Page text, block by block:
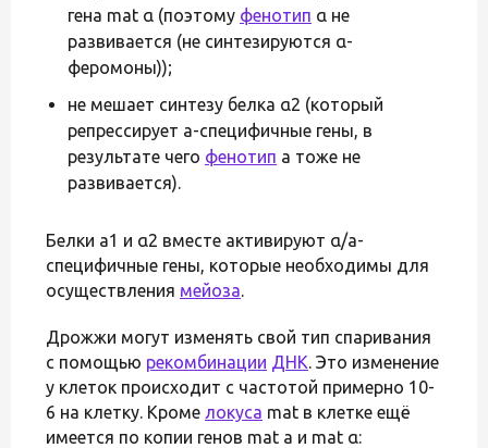
гена mat α (поэтому фенотип α не
развивается (не синтезируются α-
феромоны));
не мешает синтезу белка α2 (который
репрессирует a-специфичные гены, в
результате чего фенотип a тоже не
развивается).
Белки a1 и α2 вместе активируют α/a-
специфичные гены, которые необходимы для
осуществления мейоза.
Дрожжи могут изменять свой тип спаривания
с помощью рекомбинации ДНК. Это изменение
у клеток происходит с частотой примерно 10-
6 на клетку. Кроме локуса mat в клетке ещё
имеется по копии генов mat а и mat α: